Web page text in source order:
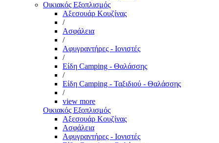
Οικιακός Εξοπλισμός
Αξεσουάρ Κουζίνας
/
Ασφάλεια
/
Αφυγραντήρες - Ιονιστές
/
Είδη Camping - Θαλάσσης
/
Είδη Camping - Ταξιδιού - Θαλάσσης
/
view more
Οικιακός Εξοπλισμός
Αξεσουάρ Κουζίνας
Ασφάλεια
Αφυγραντήρες - Ιονιστές